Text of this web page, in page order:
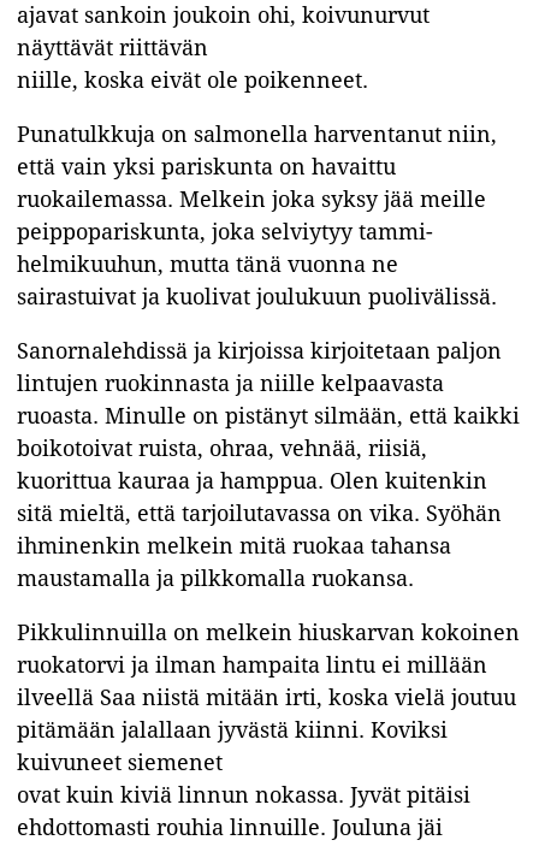
ajavat sankoin joukoin ohi, koivunurvut
näyttävät riittävän
niille, koska eivät ole poikenneet.
Punatulkkuja on salmonella harventanut niin,
että vain yksi pariskunta on havaittu
ruokailemassa. Melkein joka syksy jää meille
peippopariskunta, joka selviytyy tammi-
helmikuuhun, mutta tänä vuonna ne
sairastuivat ja kuolivat joulukuun puolivälissä.
Sanornalehdissä ja kirjoissa kirjoitetaan paljon
lintujen ruokinnasta ja niille kelpaavasta
ruoasta. Minulle on pistänyt silmään, että kaikki
boikotoivat ruista, ohraa, vehnää, riisiä,
kuorittua kauraa ja hamppua. Olen kuitenkin
sitä mieltä, että tarjoilutavassa on vika. Syöhän
ihminenkin melkein mitä ruokaa tahansa
maustamalla ja pilkkomalla ruokansa.
Pikkulinnuilla on melkein hiuskarvan kokoinen
ruokatorvi ja ilman hampaita lintu ei millään
ilveellä Saa niistä mitään irti, koska vielä joutuu
pitämään jalallaan jyvästä kiinni. Koviksi
kuivuneet siemenet
ovat kuin kiviä linnun nokassa. Jyvät pitäisi
ehdottomasti rouhia linnuille. Jouluna jäi